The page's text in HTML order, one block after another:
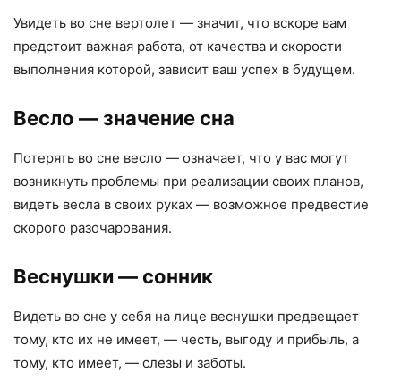
Увидеть во сне вертолет — значит, что вскоре вам
предстоит важная работа, от качества и скорости
выполнения которой, зависит ваш успех в будущем.
Весло — значение сна
Потерять во сне весло — означает, что у вас могут
возникнуть проблемы при реализации своих планов,
видеть весла в своих руках — возможное предвестие
скорого разочарования.
Веснушки— сонник
Видеть во сне у себя на лице веснушки предвещает
тому, кто их не имеет, — честь, выгоду и прибыль, а
тому, кто имеет, — слезы и заботы.